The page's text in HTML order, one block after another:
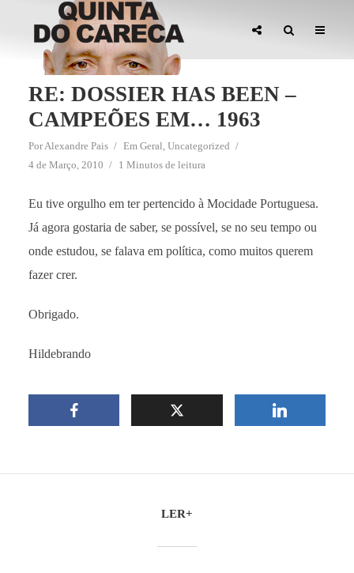
RE: DOSSIER HAS BEEN –
CAMPEÕES EM… 1963
PorAlexandre Pais Em Geral, Uncategorized
4 de Março, 2010
1 Minutos de leitura
Eu tive orgulho em ter pertencido à Mocidade Portuguesa.
Já agora gostaria de saber, se possível, se no seu tempo ou
onde estudou, se falava em política, como muitos querem
fazer crer.
Obrigado.
Hildebrando
LER+